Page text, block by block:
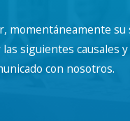
momentáneamente su
siguientes causales
con nosotros.